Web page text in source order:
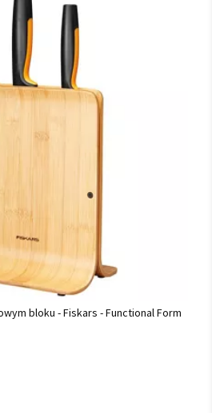
bloku - Fiskars - Functional Form